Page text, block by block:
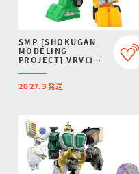
SMP [SHOKUGAN
MODELING
PROJECT] VRVロボ
限定】
2027.3 発送